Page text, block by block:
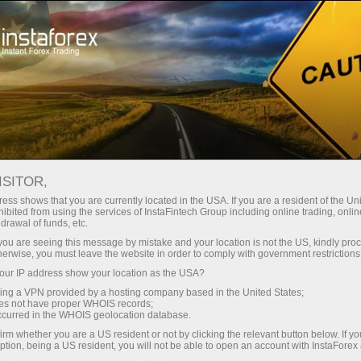
INSTAFOREX TRADEMARKS
InstaForex adalah jenama terkenal pada pasaran
perkhidmatan Forex,dan ia memberikan kami hak
untuk bangga pada pencapaian kami dan melindungi
hak kami disisi undang-undang.Dengan
mengembangkan produk dan perkhidmatan kami
untuk pelanggan dan rakan niaga, kami mencipta
nama baru yang juga merupakan harta berdaftar
shows that you are currently located in the USA. If you are a resident of the
from using the services of InstaFintech Group including online trading,
of funds, etc.
are seeing this message by mistake and your location is not the US, kindly
you must leave the website in order to comply with government
IP address show your location as the USA?
a VPN provided by a hosting company based in the United States;
not have proper WHOIS records;
in the WHOIS geolocation database.
whether you are a US resident or not by clicking the relevant button below. If
being a US resident, you will not be able to open an account with InstaForex